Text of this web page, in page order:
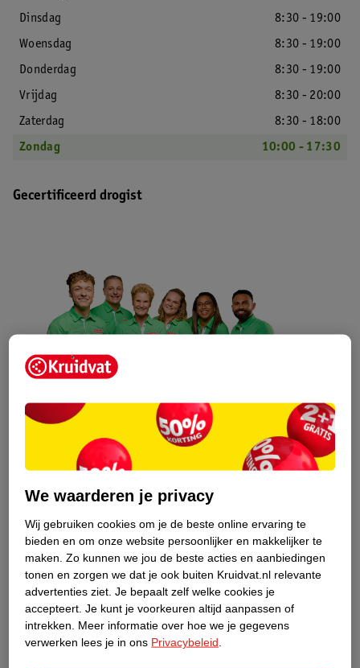
Dinsdag
8:30 - 19:00
Woensdag
8:30 - 19:00
Donderdag
8:30 - 19:00
Vrijdag
8:30 - 20:00
Zaterdag
8:30 - 18:00
Zondag
10:00 - 17:30
Gecertificeerd drogist
Kruidvat is een erkend specialist in
gezondheidsvraag ook is, stel hem aan
ons!
Stel je gezondheidsvraag
Ook in deze winkel
Kruidvat.nl ophaalpunt
We waarderen je privacy
Wij gebruiken cookies om je de beste online ervaring te
bieden en om onze website persoonlijker en makkelijker te
maken. Zo kunnen we jou de beste acties en aanbiedingen
tonen en zorgen we dat je ook buiten Kruidvat.nl relevante
advertenties ziet. Je bepaalt zelf welke cookies je
accepteert. Je kunt je voorkeuren altijd aanpassen of
intrekken.
Meer informatie over hoe we je gegevens
verwerken lees je in ons Privacybeleid